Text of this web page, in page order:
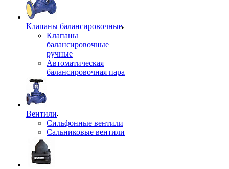
Клапаны балансировочные
Клапаны
балансировочные
ручные
Автоматическая
балансировочная пара
Вентили
Сильфонные вентили
Сальниковые вентили